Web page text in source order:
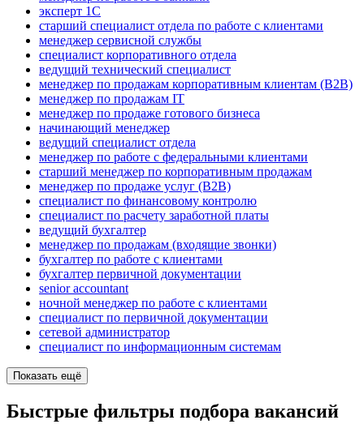
эксперт 1С
старший специалист отдела по работе с клиентами
менеджер сервисной службы
специалист корпоративного отдела
ведущий технический специалист
менеджер по продажам корпоративным клиентам (B2B)
менеджер по продажам IT
менеджер по продаже готового бизнеса
начинающий менеджер
ведущий специалист отдела
менеджер по работе с федеральными клиентами
старший менеджер по корпоративным продажам
менеджер по продаже услуг (B2B)
специалист по финансовому контролю
специалист по расчету заработной платы
ведущий бухгалтер
менеджер по продажам (входящие звонки)
бухгалтер по работе с клиентами
бухгалтер первичной документации
senior accountant
ночной менеджер по работе с клиентами
специалист по первичной документации
сетевой администратор
специалист по информационным системам
Показать ещё
Быстрые фильтры подбора вакансий